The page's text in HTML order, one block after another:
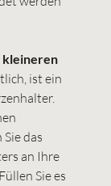
kleineren
ist ein
das
an Ihre
Sie es